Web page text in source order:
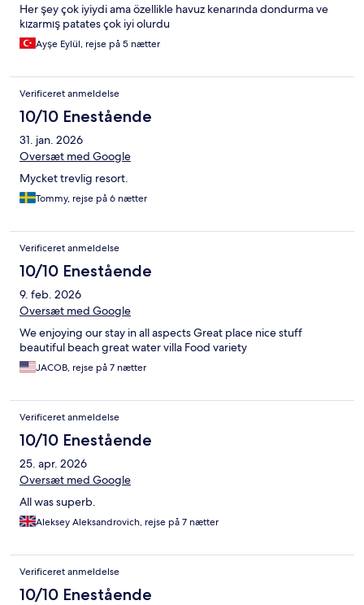
Her şey çok iyiydi ama özellikle havuz kenarında dondurma ve
kızarmış patates çok iyi olurdu
Ayşe Eylül, rejse på 5 nætter
Verificeret anmeldelse
10/10 Enestående
31. jan. 2026
Oversæt med Google
Mycket trevlig resort.
Tommy, rejse på 6 nætter
Verificeret anmeldelse
10/10 Enestående
9. feb. 2026
Oversæt med Google
We enjoying our stay in all aspects Great place nice stuff
beautiful beach great water villa Food variety
JACOB, rejse på 7 nætter
Verificeret anmeldelse
10/10 Enestående
25. apr. 2026
Oversæt med Google
All was superb.
Aleksey Aleksandrovich, rejse på 7 nætter
Verificeret anmeldelse
10/10 Enestående